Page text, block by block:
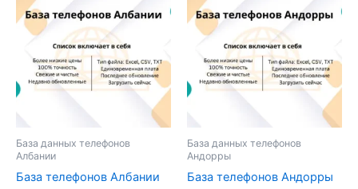
База данных телефонов
Албании
База телефонов Албании
База данных телефонов
Андорры
База телефонов Андорры